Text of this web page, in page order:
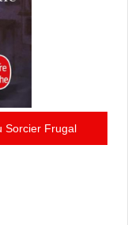
Sorcier Frugal